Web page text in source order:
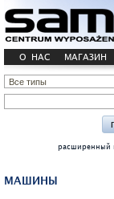
О НАС МАГАЗИН
расширенный
МАШИНЫ